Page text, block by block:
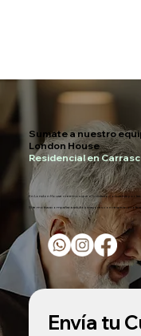
Sumate a nuestro
London House
Residencial en
En London House creemos que el cuidado comienza por las
Si te motiva acompañar a adultos mayores con respeto,
Envía tu